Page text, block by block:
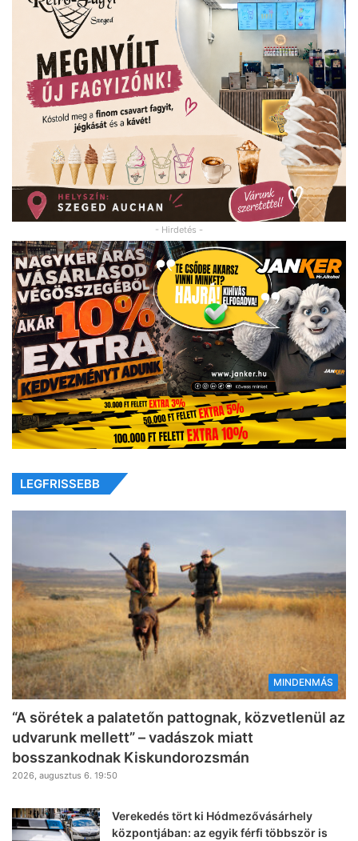
- Hirdetés -
LEGFRISSEBB
MINDENMÁS
“A sörétek a palatetőn pattognak, közvetlenül az
udvarunk mellett” – vadászok miatt
bosszankodnak Kiskundorozsmán
2026, augusztus 6. 19:50
Verekedés tört ki Hódmezővásárhely
központjában: az egyik férfi többször is